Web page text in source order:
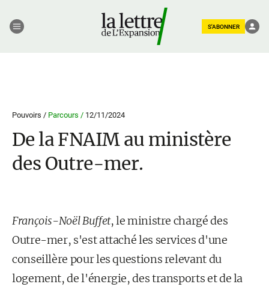
S'ABONNER
Pouvoirs / Parcours / 12/11/2024
De la FNAIM au ministère
des Outre-mer.
François-Noël Buffet, le ministre chargé des
Outre-mer, s'est attaché les services d'une
conseillère pour les questions relevant du
logement, de l'énergie, des transports et de la